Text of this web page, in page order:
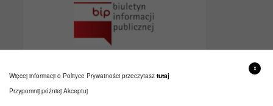
x
Więcej informacji o Polityce Prywatności przeczytasz tutaj
Przypomnij później Akceptuj